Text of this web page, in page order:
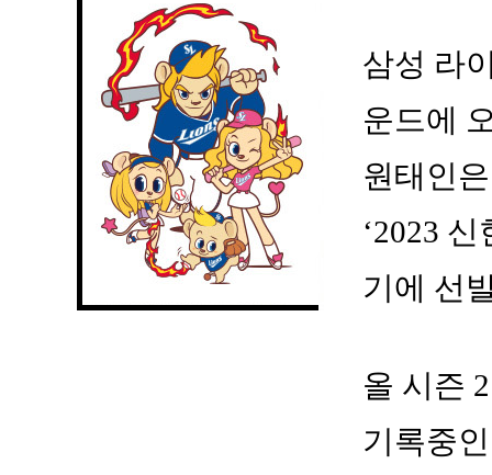
삼성 라
운드에
원태인
‘2023
기에 선
올 시즌
기록중